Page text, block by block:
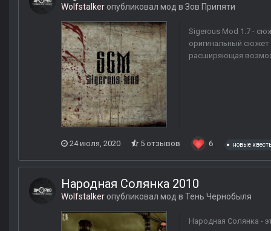
Wolfstalker опубликовал мод в Зов Припяти
Sigerous Mod 1.7 -
оригинальный
расширяющая
24 июля, 2020 5 отзывов 6 новые
Народная Солянка 2010
Wolfstalker опубликовал мод в Тень Чернобыля
Народная Солянка -